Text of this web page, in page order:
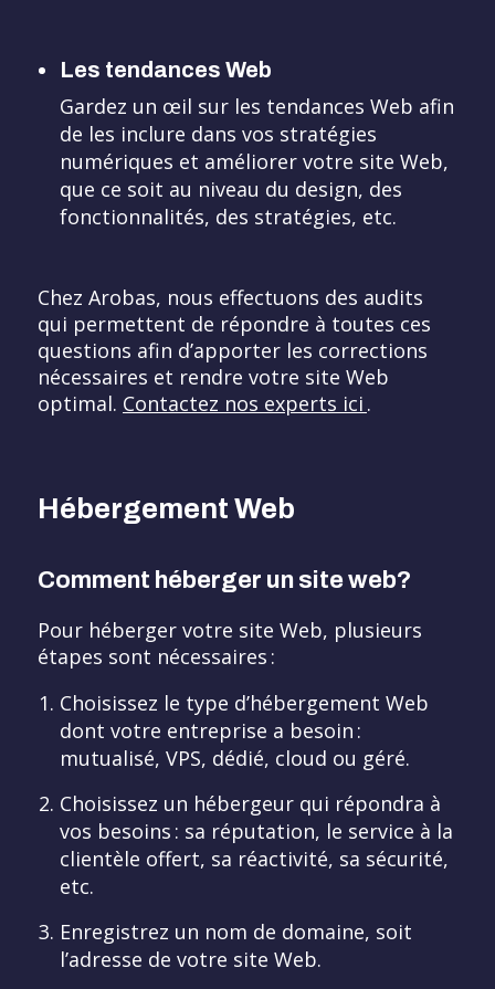
Les tendances Web
Gardez un œil sur les tendances Web afin
de les inclure dans vos stratégies
numériques et améliorer votre site Web,
que ce soit au niveau du design, des
fonctionnalités, des stratégies, etc.
Chez Arobas, nous effectuons des audits
qui permettent de répondre à toutes ces
questions afin d’apporter les corrections
nécessaires et rendre votre site Web
optimal. Contactez nos experts ici .
Hébergement Web
Comment héberger un site web?
Pour héberger votre site Web, plusieurs
étapes sont nécessaires :
Choisissez le type d’hébergement Web
dont votre entreprise a besoin :
mutualisé, VPS, dédié, cloud ou géré.
Choisissez un hébergeur qui répondra à
vos besoins : sa réputation, le service à la
clientèle offert, sa réactivité, sa sécurité,
etc.
Enregistrez un nom de domaine, soit
l’adresse de votre site Web.